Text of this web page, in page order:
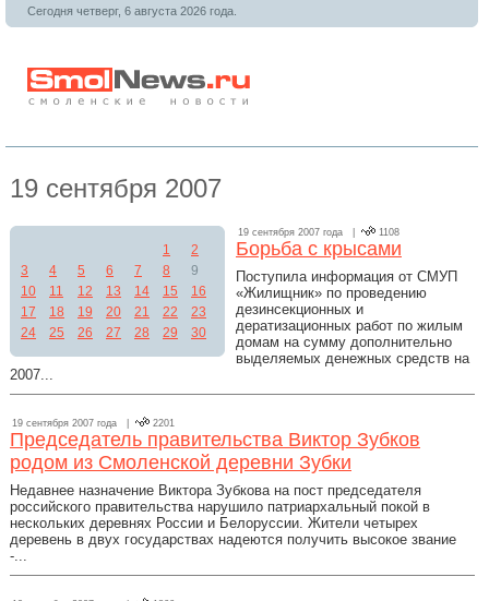
Сегодня четверг, 6 августа 2026 года.
19 сентября 2007
1
2
3
4 5 6 7 8
9
10
11 12 13 14 15
16
17
18 19 20 21 22
23
24
25 26 27 28 29 30
19 сентября 2007 года | 1108
Борьба с крысами
Поступила информация от СМУП
«Жилищник» по проведению
дезинсекционных и
дератизационных работ по жилым
домам на сумму дополнительно
выделяемых денежных средств на
2007...
19 сентября 2007 года | 2201
Председатель правительства Виктор Зубков
родом из Смоленской деревни Зубки
Недавнее назначение Виктора Зубкова на пост председателя
российского правительства нарушило патриархальный покой в
нескольких деревнях России и Белоруссии. Жители четырех
деревень в двух государствах надеются получить высокое звание
-...